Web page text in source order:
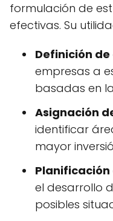
formulación de
efectivas. Su
Definición
empresas a
basadas en
Asignación
identificar
mayor
el desarrollo
posibles